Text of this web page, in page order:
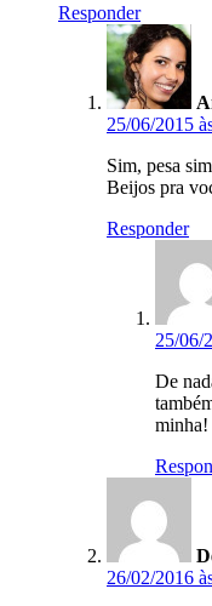
Responder
25/06/2015
Sim, pesa
Beijos pra
Responder
25/06/
De
minha!
26/02/2016